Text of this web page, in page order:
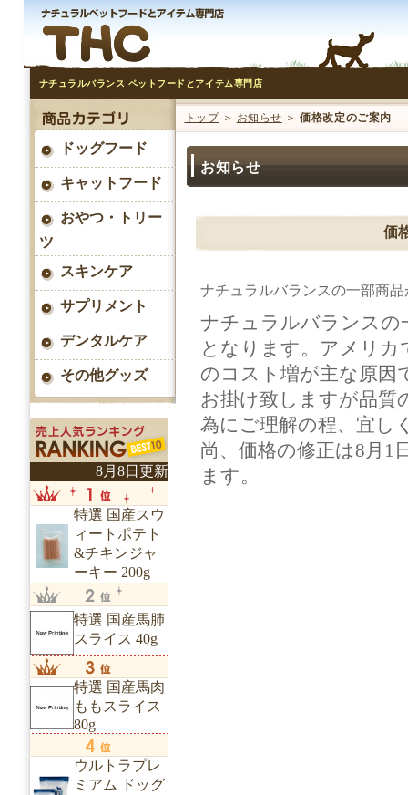
ナチュラルバランス ペットフードとアイテム専門店
ドッグフード
キャットフード
おやつ・トリー
ツ
スキンケア
サプリメント
デンタルケア
その他グッズ
8月8日更新
特選 国産スウ
ィートポテト
&チキンジャ
ーキー 200g
特選 国産馬肺
スライス 40g
特選 国産馬肉
ももスライス
80g
ウルトラプレ
ミアム ドッグ
トップ＞ お知らせ ＞価格改定のご案内
お知らせ
価
ナチュラルバランスの一部商
ナチュラルバランスの
となります。アメリカ
のコスト増が主な原因
お掛け致しますが品質
為にご理解の程、宜し
尚、価格の修正は8月1
ます。